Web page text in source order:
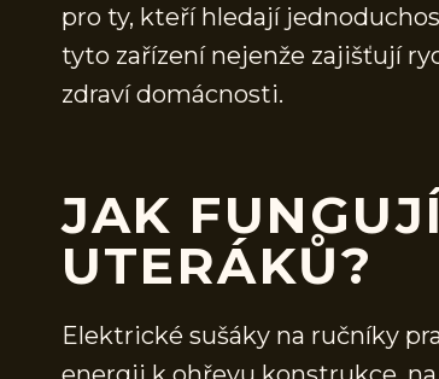
pro ty, kteří hledají
tyto zařízení nejenže zajišťují
zdraví domácnosti.
JAK
UTERÁKŮ?
Elektrické sušáky na ručníky